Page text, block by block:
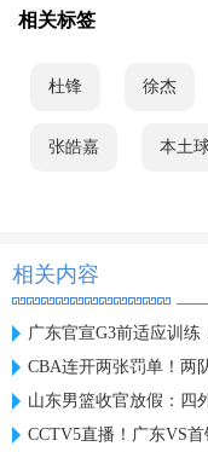
相关标签
杜锋 徐杰
张皓嘉 本土
相关内容
广东官宣G3前适应训练
CBA连开两张罚单！两
山东男篮收官放假：四
CCTV5直播！广东VS